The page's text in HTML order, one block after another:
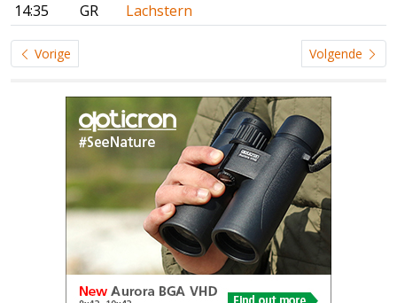
14:35
GR Lachstern
Vorige Volgende